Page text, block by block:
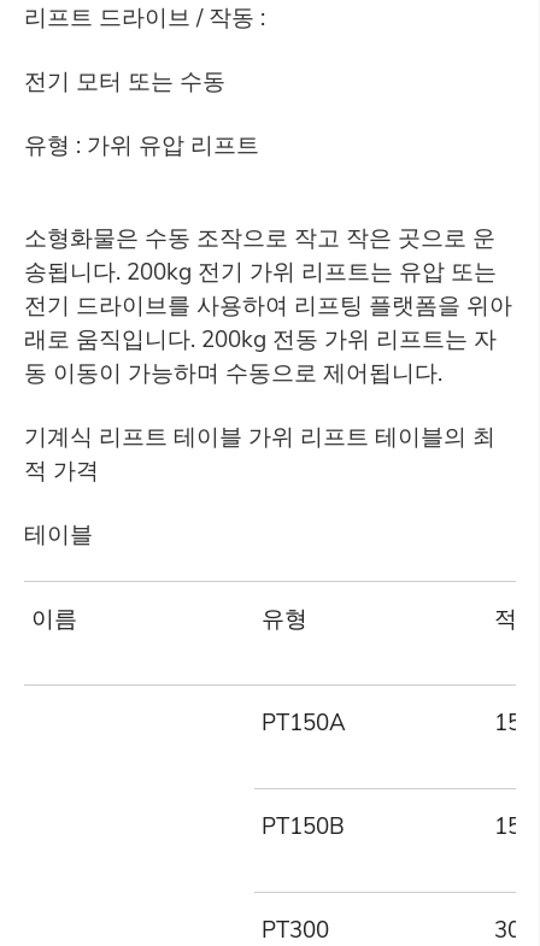
리프트 드라이브 / 작동 :
전기 모터 또는 수동
유형 : 가위 유압 리프트
소형화물은 수동 조작으로 작고 작은 곳으로 운
송됩니다. 200kg 전기 가위 리프트는 유압 또는
전기 드라이브를 사용하여 리프팅 플랫폼을 위아
래로 움직입니다. 200kg 전동 가위 리프트는 자
동 이동이 가능하며 수동으로 제어됩니다.
기계식 리프트 테이블 가위 리프트 테이블의 최
적 가격
테이블
이름 유형 적
PT150A
PT150B
PT300